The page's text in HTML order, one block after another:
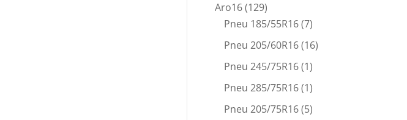
Aro16(129)
Pneu 185/55R16(7)
Pneu 205/60R16(16)
Pneu 245/75R16(1)
Pneu 285/75R16(1)
Pneu 205/75R16(5)